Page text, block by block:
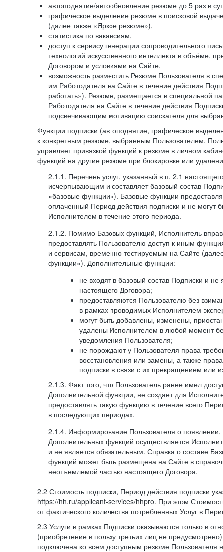
автоподнятие/автообновление резюме до 5 раз в
графическое выделение резюме в поисковой
(далее также «Яркое резюме»),
статистика по вакансиям,
доступ к сервису генерации сопроводительного
технологий искусственного интеллекта в объёме,
Договором и условиями на Сайте,
возможность разместить Резюме Пользователя в
им Работодателя на Сайте в течение действия
работать»). Резюме, размещается в специальной
Работодателя на Сайте в течение действия
подсвечивающим мотивацию соискателя для
Функции подписки (автоподнятие, графическое
к конкретным резюме, выбранным Пользователем.
управляет привязкой функций к резюме в личном
функций на другие резюме при блокировке или
2.1.1. Перечень услуг, указанный в п. 2.1
исчерпывающим и составляет базовый состав
«базовые функции»). Базовые функции
оплаченный Период действия подписки и не могут
Исполнителем в течение этого периода.
2.1.2. Помимо Базовых функций, Исполнитель
предоставлять Пользователю доступ к иным
и сервисам, временно тестируемым на Сайте
функции»). Дополнительные функции:
не входят в базовый состав Подписки и
настоящего Договора;
предоставляются Пользователю без
в рамках проводимых Исполнителем
могут быть добавлены, изменены,
удалены Исполнителем в любой момент
уведомления Пользователя;
не порождают у Пользователя права
восстановления или замены, а также
подписки в связи с их прекращением или
2.1.3. Факт того, что Пользователь ранее имел
Дополнительной функции, не создает для
предоставлять такую функцию в течение всего
в последующих периодах.
2.1.4. Информирование Пользователя о
Дополнительных функций осуществляется
и не является обязательным. Справка о составе
функций может быть размещена на Сайте в
неотъемлемой частью настоящего Договора.
2.2 Стоимость подписки, Период действия подписки
https://hh.ru/applicant-services/hhpro. При этом
от фактического количества потребленных Услуг в
2.3 Услуги в рамках Подписки оказываются только в
(приобретение в пользу третьих лиц не
подключена ко всем доступным резюме Пользователя